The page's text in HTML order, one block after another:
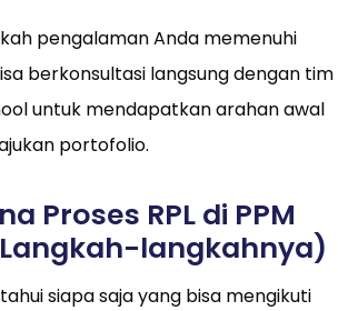
pengalaman Anda memenuhi
berkonsultasi langsung dengan tim
untuk mendapatkan arahan awal
portofolio.
Proses RPL di PPM
langkahnya)
siapa saja yang bisa mengikuti